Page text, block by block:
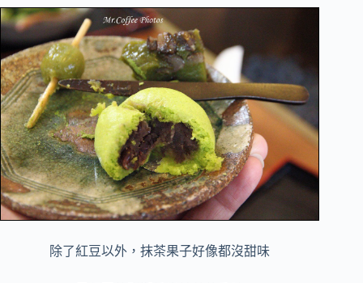
除了紅豆以外，抹茶果子好像都沒甜味